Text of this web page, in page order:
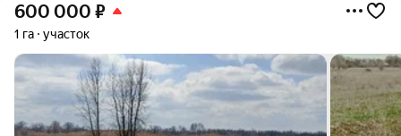
600 000 ₽
1 га участок